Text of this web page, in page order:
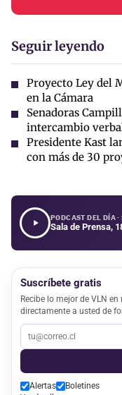
Seguir leyendo
Proyecto Ley del
en la Cámara
Senadoras
intercambio
Presidente Kast
con más de 30
PODCAST DEL DÍA
Sala de Prensa,
Suscríbete gratis
Recibe lo mejor de VLN
directamente a usted de
Alertas Boletines